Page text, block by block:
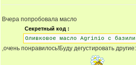
Вчера попробовала масло
Секретный код :
Оливковое масло Agrinio с
,очень понравилось!Буду дегустировать